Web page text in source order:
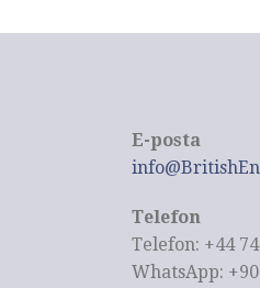
E-posta
Telefon
Telefon: +44
WhatsApp: